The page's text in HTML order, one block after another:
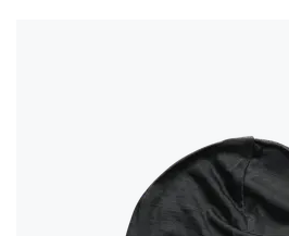
Umtauschrecht
Rückgaberecht